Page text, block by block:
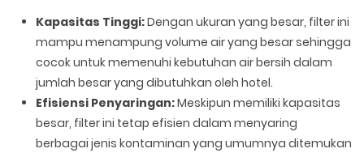
Kapasitas Tinggi:Dengan ukuran yang besar, filter ini
mampu menampung volume air yang besar sehingga
cocok untuk memenuhi kebutuhan air bersih dalam
jumlah besar yang dibutuhkan oleh hotel.
Efisiensi Penyaringan:Meskipun memiliki kapasitas
besar, filter ini tetap efisien dalam menyaring
berbagai jenis kontaminan yang umumnya ditemukan